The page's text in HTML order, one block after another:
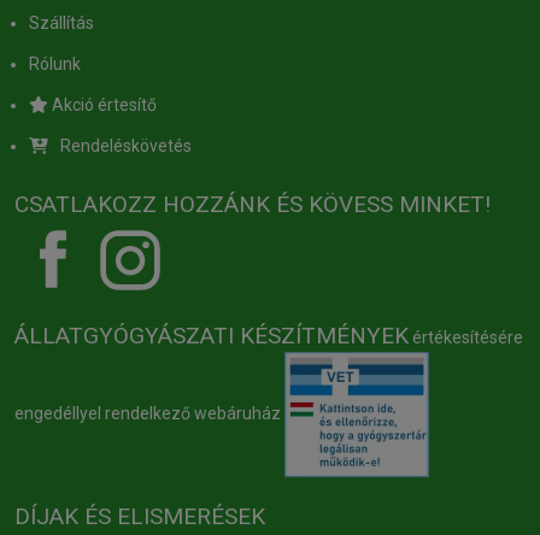
Szállítás
Rólunk
Akció értesítő
Rendeléskövetés
CSATLAKOZZ HOZZÁNK ÉS KÖVESS MINKET!
ÁLLATGYÓGYÁSZATI KÉSZÍTMÉNYEK értékesítésére
engedéllyel rendelkező webáruház
DÍJAK ÉS ELISMERÉSEK